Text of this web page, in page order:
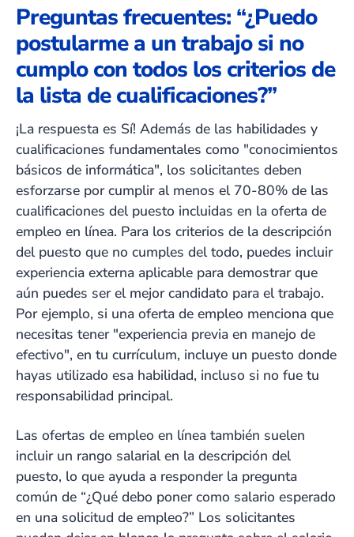
Preguntas frecuentes: “¿Puedo
postularme a un trabajo si no
cumplo con todos los criterios de
la lista de cualificaciones?”
¡La respuesta es Sí! Además de las habilidades y
cualificaciones fundamentales como "conocimientos
básicos de informática", los solicitantes deben
esforzarse por cumplir al menos el 70-80% de las
cualificaciones del puesto incluidas en la oferta de
empleo en línea. Para los criterios de la descripción
del puesto que no cumples del todo, puedes incluir
experiencia externa aplicable para demostrar que
aún puedes ser el mejor candidato para el trabajo.
Por ejemplo, si una oferta de empleo menciona que
necesitas tener "experiencia previa en manejo de
efectivo", en tu currículum, incluye un puesto donde
hayas utilizado esa habilidad, incluso si no fue tu
responsabilidad principal.
Las ofertas de empleo en línea también suelen
incluir un rango salarial en la descripción del
puesto, lo que ayuda a responder la pregunta
común de “¿Qué debo poner como salario esperado
en una solicitud de empleo?” Los solicitantes